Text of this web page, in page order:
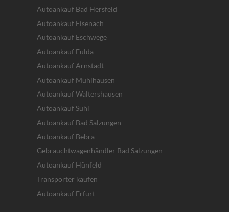
Autoankauf Bad Hersfeld
Autoankauf Eisenach
Autoankauf Eschwege
Autoankauf Fulda
Autoankauf Arnstadt
Autoankauf Mühlhausen
Autoankauf Waltershausen
Autoankauf Suhl
Autoankauf Bad Salzungen
Autoankauf Bebra
Gebrauchtwagenhändler Bad Salzungen
Autoankauf Hünfeld
Transporter kaufen
Autoankauf Erfurt